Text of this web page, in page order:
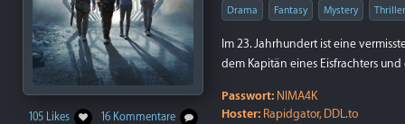
105 Likes 16 Kommentare
Drama Fantasy Mystery Thriller
Im 23. Jahrhundert ist eine
dem Kapitän eines Eisfrachters
Passwort: NIMA4K
Hoster: Rapidgator, DDL.to